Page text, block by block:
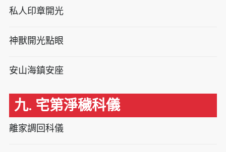
私人印章開光
神獸開光點眼
安山海鎮安座
九. 宅第淨穢科儀
離家調回科儀